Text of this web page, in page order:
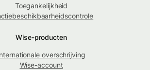
Toegankelijkheid
Wise-producten
overschrijving
Wise-account